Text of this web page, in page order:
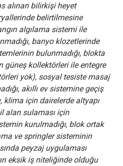
alınan bilirkişi heyet
belirtilmesine
algılama sistemi ile
banyo klozetlerinde
bulunmadığı, blokta
güneş kollektörleri ile entegre
yok), sosyal tesiste masaj
akıllı ev sistemine geçiş
klima için dairelerde altyapı
alan sulaması için
kurulmadığı, blok ortak
ve springler sisteminin
peyzaj uygulaması
eksik iş niteliğinde olduğu